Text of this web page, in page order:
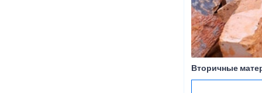
Вторичные